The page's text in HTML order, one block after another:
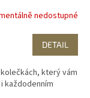
nedostupné
DETAIL
který vám
každodenním